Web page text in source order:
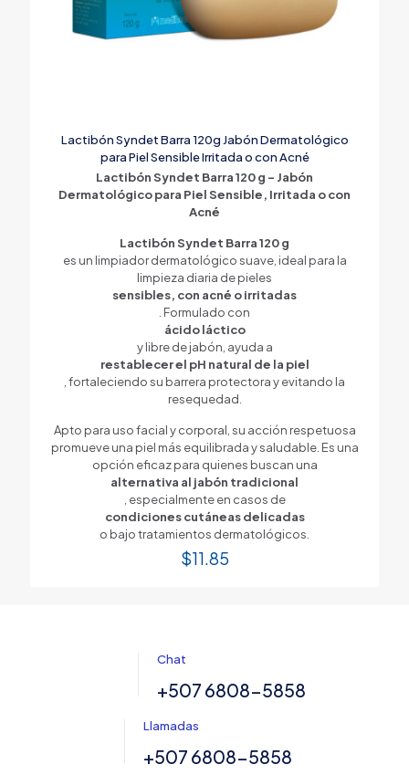
Lactibón Syndet Barra 120g Jabón Dermatológico
para Piel Sensible Irritada o con Acné
Lactibón Syndet Barra 120 g – Jabón
Dermatológico para Piel Sensible, Irritada o con
Acné
Lactibón Syndet Barra 120 g
es un limpiador dermatológico suave, ideal para la
limpieza diaria de pieles
sensibles, con acné o irritadas
. Formulado con
ácido láctico
y libre de jabón, ayuda a
restablecer el pH natural de la piel
, fortaleciendo su barrera protectora y evitando la
resequedad.
Apto para uso facial y corporal, su acción respetuosa
promueve una piel más equilibrada y saludable. Es una
opción eficaz para quienes buscan una
alternativa al jabón tradicional
, especialmente en casos de
condiciones cutáneas delicadas
o bajo tratamientos dermatológicos.
$11.85
Chat
+507 6808-5858
Llamadas
+507 6808-5858